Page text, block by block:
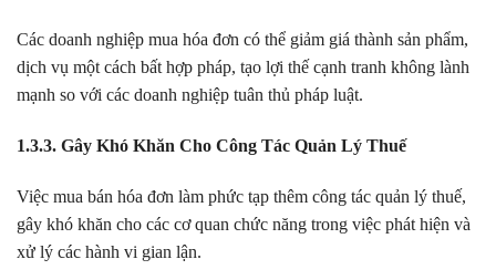
Các doanh nghiệp mua hóa đơn có thể giảm giá thành sản phẩm,
dịch vụ một cách bất hợp pháp, tạo lợi thế cạnh tranh không lành
mạnh so với các doanh nghiệp tuân thủ pháp luật.
1.3.3. Gây Khó Khăn Cho Công Tác Quản Lý Thuế
Việc mua bán hóa đơn làm phức tạp thêm công tác quản lý thuế,
gây khó khăn cho các cơ quan chức năng trong việc phát hiện và
xử lý các hành vi gian lận.